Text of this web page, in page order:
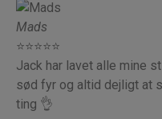
Mads
⭐⭐⭐⭐⭐
Jack har lavet alle mine
sød fyr og altid dejligt at
ting 👌